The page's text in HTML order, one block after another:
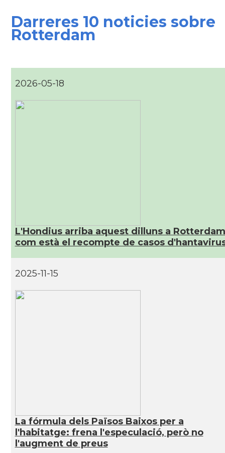
Darreres 10 noticies sobre
Rotterdam
2026-05-18
L'Hondius arriba aquest dilluns a
com està el recompte de casos
2025-11-15
La fórmula dels Països Baixos per a
l'habitatge: frena l'especulació, però no
l'augment de preus